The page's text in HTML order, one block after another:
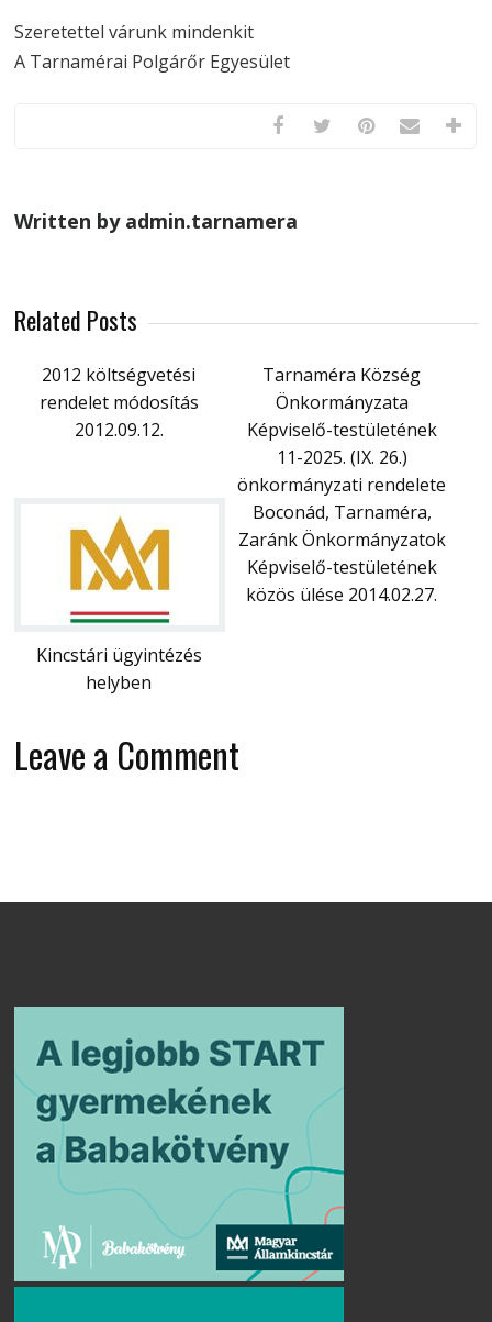
Szeretettel várunk mindenkit
A Tarnamérai Polgárőr Egyesület
Written by admin.tarnamera
Related Posts
2012 költségvetési
rendelet módosítás
2012.09.12.
Tarnaméra Község
Önkormányzata
Képviselő-testületének
11-2025. (IX. 26.)
önkormányzati rendelete
Kincstári ügyintézés
helyben
Boconád, Tarnaméra,
Zaránk Önkormányzatok
Képviselő-testületének
közös ülése 2014.02.27.
Leave a Comment